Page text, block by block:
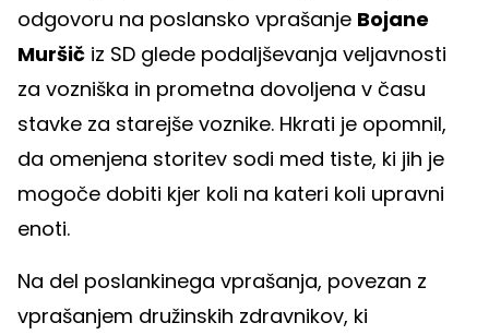
odgovoru na poslansko vprašanje Bojane
Muršič iz SD glede podaljševanja veljavnosti
za vozniška in prometna dovoljena v času
stavke za starejše voznike. Hkrati je opomnil,
da omenjena storitev sodi med tiste, ki jih je
mogoče dobiti kjer koli na kateri koli upravni
enoti.
Na del poslankinega vprašanja, povezan z
vprašanjem družinskih zdravnikov, ki